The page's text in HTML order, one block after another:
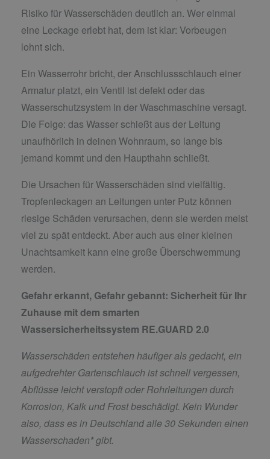
Risiko für Wasserschäden deutlich an. Wer einmal
eine Leckage erlebt hat, dem ist klar: Vorbeugen
lohnt sich.
Ein Wasserrohr bricht, der Anschlussschlauch einer
Armatur platzt, ein Ventil ist defekt oder das
Wasserschutzsystem in der Waschmaschine versagt.
Die Folge: das Wasser schießt aus der Leitung
unaufhörlich in deinen Wohnraum, so lange bis
jemand kommt und den Haupthahn schließt.
Die Ursachen für Wasserschäden sind vielfältig.
Tropfenleckagen an Leitungen unter Putz können
riesige Schäden verursachen, denn sie werden meist
viel zu spät entdeckt. Aber auch aus einer kleinen
Unachtsamkeit kann eine große Überschwemmung
werden.
Gefahr erkannt, Gefahr gebannt: Sicherheit für Ihr
Zuhause mit dem smarten
Wassersicherheitssystem RE.GUARD 2.0
Wasserschäden entstehen häufiger als gedacht, ein
aufgedrehter Gartenschlauch ist schnell vergessen,
Abflüsse leicht verstopft oder Rohrleitungen durch
Korrosion, Kalk und Frost beschädigt. Kein Wunder
also, dass es in Deutschland alle 30 Sekunden einen
Wasserschaden* gibt.